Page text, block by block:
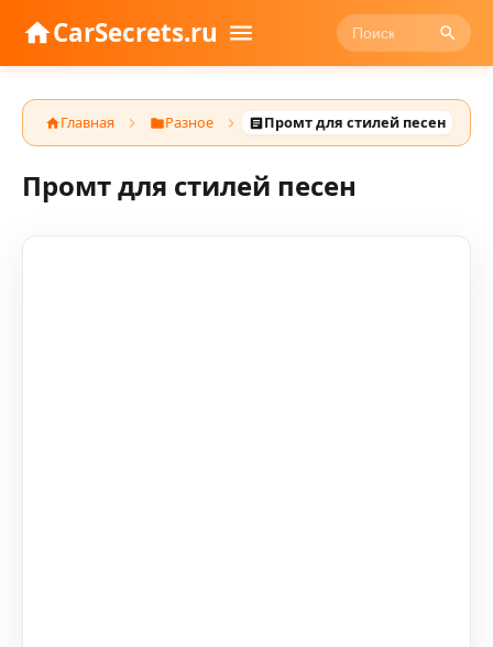
CarSecrets.ru
Главная Разное Промт для стилей песен
Промт для стилей песен